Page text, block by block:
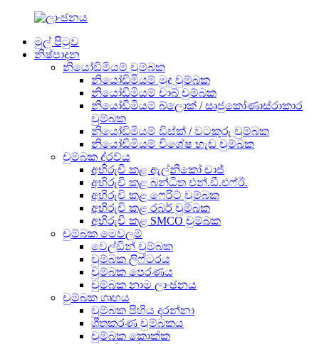
මුල් පිටුව
නිෂ්පාදන
නියෝඩිමියම් චුම්බක
නියෝඩිමියම් මුදු චුම්බක
නියෝඩිමියම් චාබ් චුම්බක
නියෝඩිමියම් බ්ලොක් / සෘජුකෝණාස්රාකාර
චුම්බක
නියෝඩිමියම් ඩිස්ක් / වටකුරු චුම්බක
නියෝඩිමියම් විශේෂ හැඩ චුම්බක
චුම්බක ද්රව්ය
අභිරුචි කළ ඇල්නිකෝ චාජ්
අභිරුචි කළ බන්ධිත එන්.ඩී.එෆ්ඊ.
අභිරුචි කළ ෆෙරිට් චුම්බක
අභිරුචි කළ රබර් චුම්බක
අභිරුචි කළ SMCO චුම්බක
චුම්බක මෙවලම්
වෙල්ඩින් චුම්බක
චුම්බක ලිෆ්ටරය
චුම්බක පෙරණය
චුම්බක නාම ලාංඡනය
චුම්බක ගෘහය
චුම්බක පිහිය දරන්නා
ශීතකරණ චුම්බකය
චුම්බක කොක්ක